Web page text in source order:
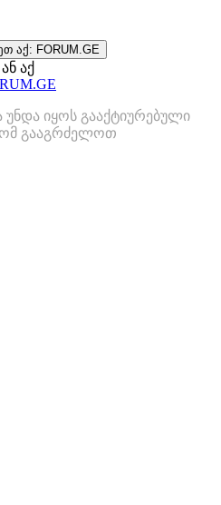
აქ: FORUM.GE
ან აქ
უნდა იყოს გააქტიურებული
გააგრძელოთ